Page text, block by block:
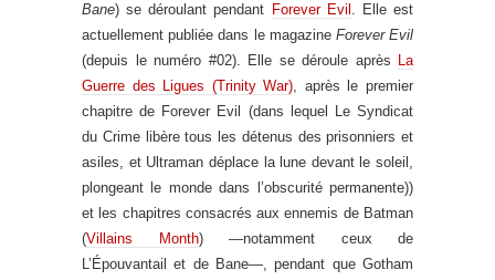
Bane) se déroulant pendant Forever Evil . Elle est
actuellement publiée dans le magazine Forever Evil
(depuis le numéro #02). Elle se déroule après La
Guerre des Ligues (Trinity War), après le premier
chapitre de Forever Evil (dans lequel Le Syndicat
du Crime libère tous les détenus des prisonniers et
asiles, et Ultraman déplace la lune devant le soleil,
plongeant le monde dans l’obscurité permanente))
et les chapitres consacrés aux ennemis de Batman
(Villains Month) —notamment ceux de
L’Épouvantail et de Bane—, pendant que Gotham